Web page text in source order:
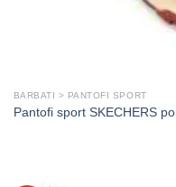
BARBATI > PANTOFI SPORT
Pantofi sport SKECHERS